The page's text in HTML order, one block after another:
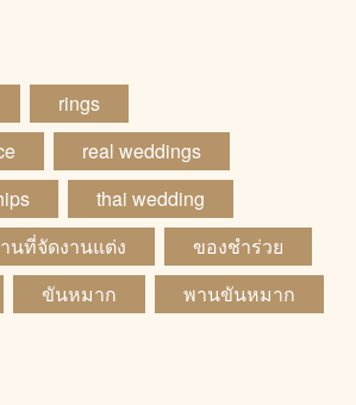
rings
real weddings
thai wedding
นที่จัดงานแต่ง
ของชำร่วย
ขันหมาก พานขันหมาก